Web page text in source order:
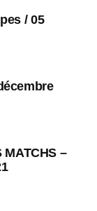
/ 05
MATCHS –